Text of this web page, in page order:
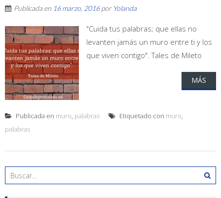
Publicada en 16 marzo, 2016por Yolanda
"Cuida tus palabras; que ellas no
levanten jamás un muro entre ti y los
que viven contigo". Tales de Mileto
MÁS
Publicada en muro, palabras Etiquetado con muro,
palabras